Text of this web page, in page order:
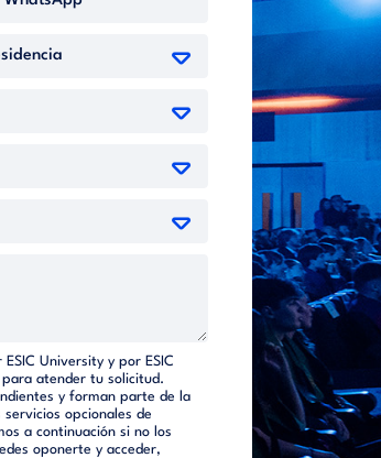
University y por ESIC
para atender tu solicitud.
y forman parte de la
servicios opcionales de
a continuación si no los
oponerte y acceder,